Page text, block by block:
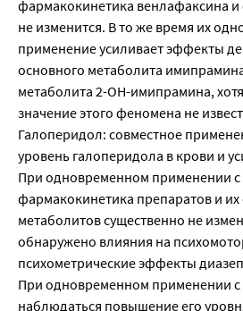
фармакокинетика венлафаксина и
не изменится. В то же время их
применение усиливает эффекты
основного метаболита
метаболита 2-ОН-имипрамина,
значение этого феномена не
Галоперидол: совместное
уровень галоперидола в крови и
При одновременном применении
фармакокинетика препаратов и
метаболитов существенно не
обнаружено влияния на
психометрические эффекты
При одновременном применении
наблюдаться повышение его